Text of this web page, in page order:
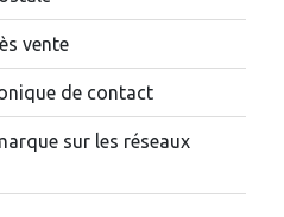
vente
de contact
sur les réseaux